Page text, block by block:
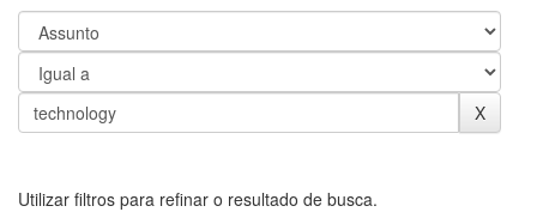
Utilizar filtros para refinar o resultado de busca.